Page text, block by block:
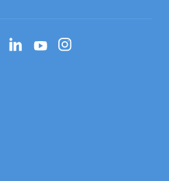
LinkedInYouTubeInstagram